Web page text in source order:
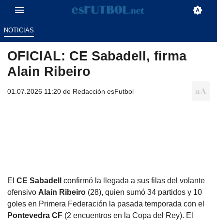
NOTICIAS
OFICIAL: CE Sabadell, firma
Alain Ribeiro
01.07.2026 11:20 de Redacción esFutbol
El CE Sabadell
confirmó la llegada a sus filas del volante
ofensivo Alain Ribeiro (28), quien sumó 34 partidos y 10
goles en Primera Federación la pasada temporada con el
Pontevedra CF (2 encuentros en la Copa del Rey). El